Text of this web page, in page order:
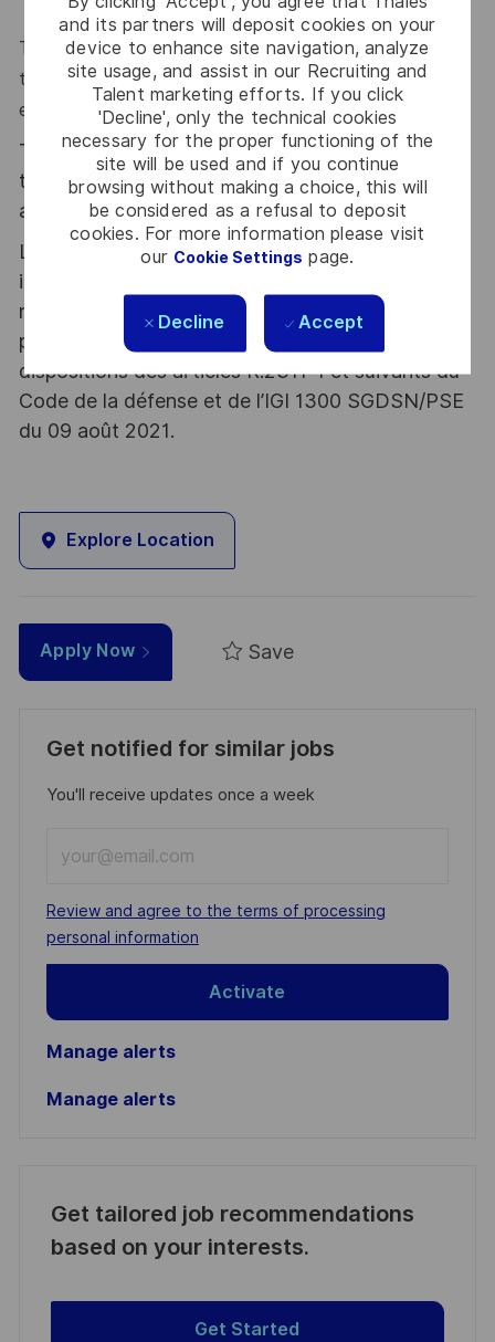
and its partners will deposit cookies on your
device to enhance site navigation, analyze
site usage, and assist in our Recruiting and
Talent marketing efforts. If you click
'Decline', only the technical cookies
necessary for the proper functioning of the
site will be used and if you continue
browsing without making a choice, this will
be considered as a refusal to deposit
cookies. For more information please visit
our Cookie Settings page.
Decline Accept
Thales, entreprise Handi-Engagée, reconnait tous les
talents. La diversité est notre meilleur atout. Postulez
et rejoignez-nous !
Thales, entreprise Handi-Engagée, reconnait
tous les talents. La diversité est notre meilleur
atout. Postulez et rejoignez nous !
Le poste pouvant nécessiter d'accéder à des
informations relevant du secret de la défense
nationale, la personne retenue fera l'objet d'une
procédure d’habilitation, conformément aux
dispositions des articles R.2311-1 et suivants du
Code de la défense et de l’IGI 1300 SGDSN/PSE
du 09 août 2021.
Explore Location
Apply Now Save
Get notified for similar jobs
You'll receive updates once a week
Email
address
(Required)
Required
Review and agree to the terms of processing
personal information
Activate
Manage alerts
Manage alerts
Get tailored job recommendations
based on your interests.
Get Started